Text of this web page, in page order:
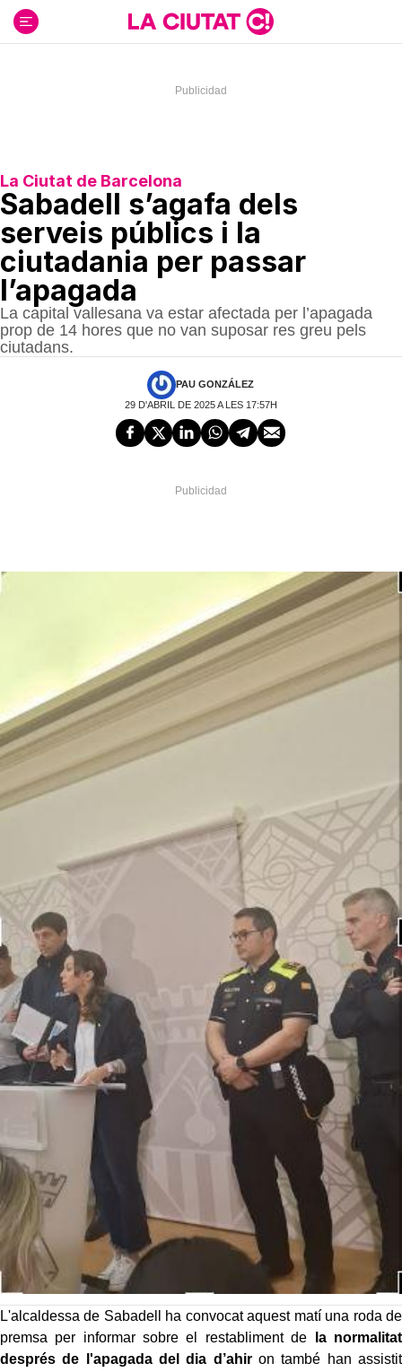
contenido
La Ciutat de Barcelona
Sabadell s’agafa dels
serveis públics i la
ciutadania per passar
l’apagada
La capital vallesana va estar afectada per l’apagada
prop de 14 hores que no van suposar res greu pels
ciutadans.
PAU GONZÁLEZ
29 D'ABRIL DE 2025 A LES 17:57H
L'alcaldessa de Sabadell ha convocat aquest matí una roda de
premsa per informar sobre el restabliment de la normalitat
després de l'apagada del dia d’ahiron també han assistit